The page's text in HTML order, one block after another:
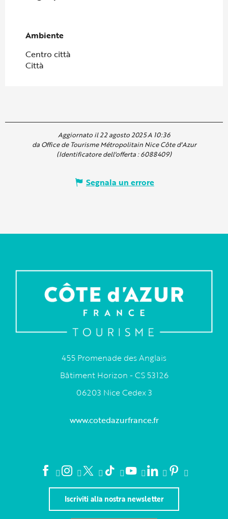
Ambiente
Ambiente
Centro città
Città
Aggiornato il 22 agosto 2025 A 10:36
da Office de Tourisme Métropolitain Nice Côte d'Azur
(Identificatore dell'offerta :6088409)
Segnala un errore
455 Promenade des Anglais
Bâtiment Horizon - CS 53126
06203 Nice Cedex 3
www.cotedazurfrance.fr
Iscriviti alla nostra newsletter